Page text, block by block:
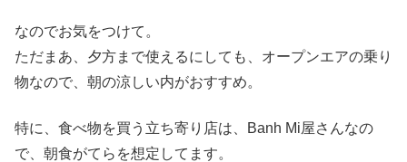
なのでお気をつけて。
ただまあ、夕方まで使えるにしても、オープンエアの乗り
物なので、朝の涼しい内がおすすめ。
特に、食べ物を買う立ち寄り店は、Banh Mi屋さんなの
で、朝食がてらを想定してます。